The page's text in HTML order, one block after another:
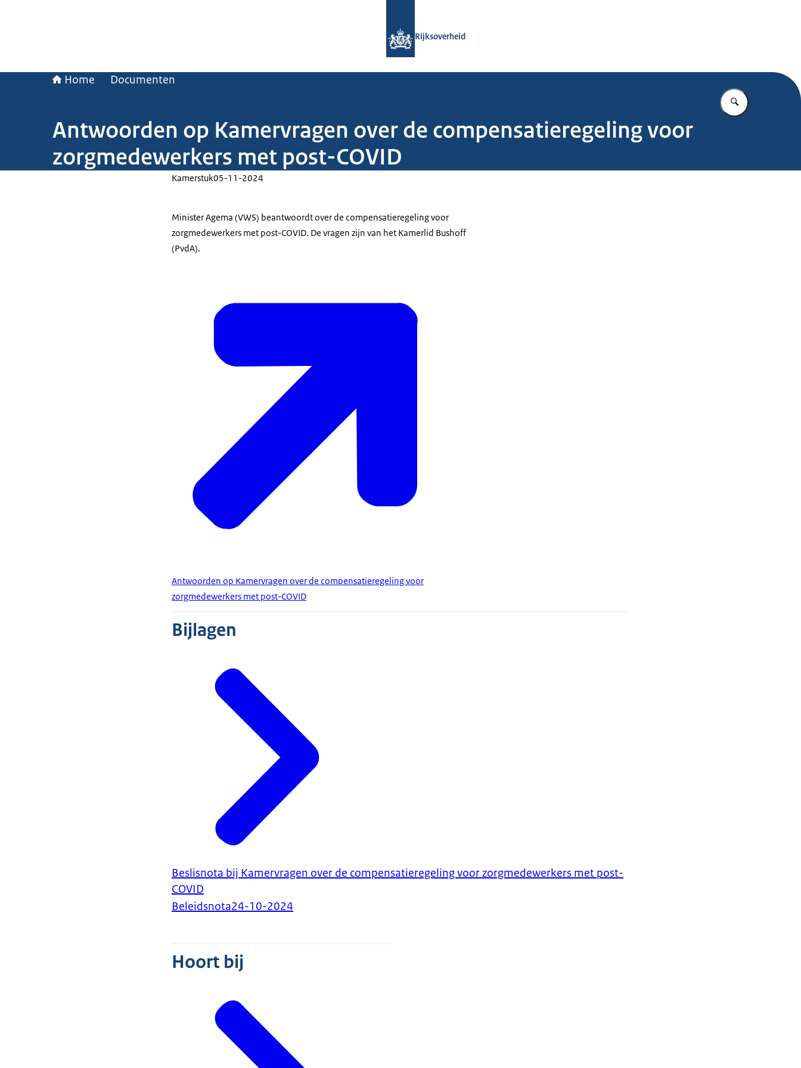
Rijksoverheid
Home Documenten
Vul in wat u
Antwoorden op Kamervragen over de compensatieregeling voor
zorgmedewerkers met post-COVID
Kamerstuk05-11-2024
Minister Agema (VWS) beantwoordt over de compensatieregeling voor
zorgmedewerkers met post-COVID. De vragen zijn van het Kamerlid Bushoff
(PvdA).
Antwoorden op Kamervragen over de compensatieregeling voor
zorgmedewerkers met post-COVID
Bijlagen
Beslisnota bij Kamervragen over de compensatieregeling voor zorgmedewerkers met post-
COVID
Beleidsnota24-10-2024
Hoort bij